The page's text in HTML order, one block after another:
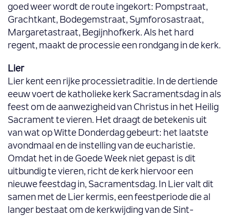
goed weer wordt de route ingekort: Pompstraat,
Grachtkant, Bodegemstraat, Symforosastraat,
Margaretastraat, Begijnhofkerk. Als het hard
regent, maakt de processie een rondgang in de kerk.
Lier
Lier kent een rijke processietraditie. In de dertiende
eeuw voert de katholieke kerk Sacramentsdag in als
feest om de aanwezigheid van Christus in het Heilig
Sacrament te vieren. Het draagt de betekenis uit
van wat op Witte Donderdag gebeurt: het laatste
avondmaal en de instelling van de eucharistie.
Omdat het in de Goede Week niet gepast is dit
uitbundig te vieren, richt de kerk hiervoor een
nieuwe feestdag in, Sacramentsdag. In Lier valt dit
samen met de Lier kermis, een feestperiode die al
langer bestaat om de kerkwijding van de Sint-